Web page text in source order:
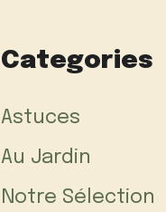
Categories
Astuces
Au Jardin
Notre Sélection